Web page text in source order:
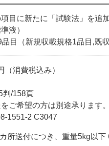
項目に新たに「試験法」を
液）
品目（新規収載規格1品目,既
（消費税込み）
判/158頁
ご希望の方は別途承ります
1551-2 C3047
所送付につき、重量5kg以下